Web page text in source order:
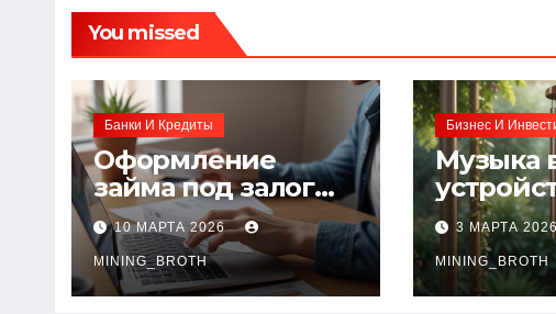
You missed
Банки И Кредиты
Оформление
займа под залог
ПТС онлайн на
карту без визита в
офис: порядок,
требования и
10 МАРТА 2026
MINING_BROTH
Бизнес И
Музыка
3 МАРТА
MINING_BROTH